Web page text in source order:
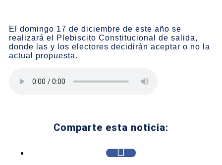
El domingo 17 de diciembre de este año se
realizará el Plebiscito Constitucional de salida,
donde las y los electores decidirán aceptar o no la
actual propuesta.
Comparte esta noticia: